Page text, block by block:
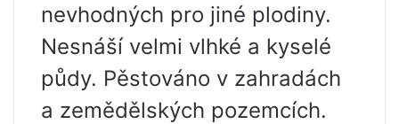
nevhodných pro jiné plodiny.
Nesnáší velmi vlhké a kyselé
půdy. Pěstováno v zahradách
a zemědělských pozemcích.